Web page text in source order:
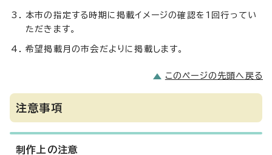
本市の指定する時期に掲載イメージの確認を1回行ってい
ただきます。
希望掲載月の市会だよりに掲載します。
このページの先頭へ戻る
注意事項
制作上の注意